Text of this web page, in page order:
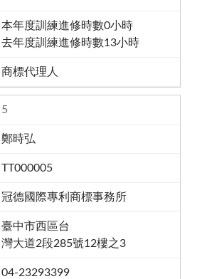
本年度訓練進修時數0小時
去年度訓練進修時數13小時
商標代理人
5
鄭時弘
TT000005
冠德國際專利商標事務所
臺中市西區台
灣大道2段285號12樓之3
04-23293399